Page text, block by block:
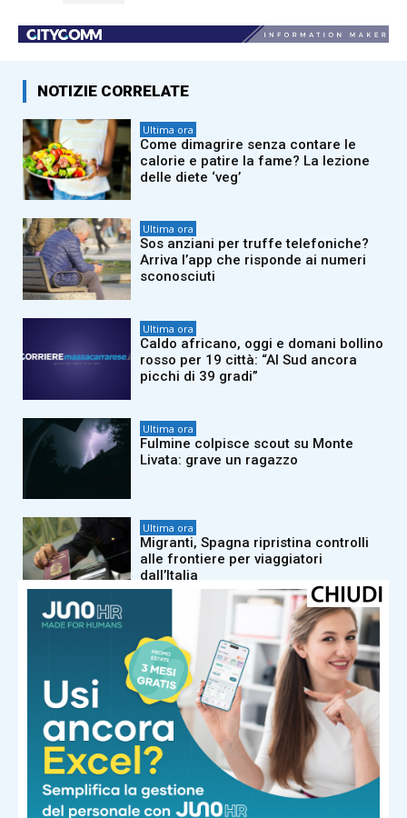
NOTIZIE CORRELATE
Ultima ora
Come dimagrire senza contare le
calorie e patire la fame? La lezione
delle diete ‘veg’
Ultima ora
Sos anziani per truffe telefoniche?
Arriva l’app che risponde ai numeri
sconosciuti
Ultima ora
Caldo africano, oggi e domani bollino
rosso per 19 città: “Al Sud ancora
picchi di 39 gradi”
Ultima ora
Fulmine colpisce scout su Monte
Livata: grave un ragazzo
Ultima ora
Migranti, Spagna ripristina controlli
alle frontiere per viaggiatori
dall’Italia
Zendaya e Tom Holland, una mega
festa di matrimonio nella campagna
inglese
Ultima ora
SuperEnalotto, estrazione numeri
combinazione vincente oggi 7 agosto